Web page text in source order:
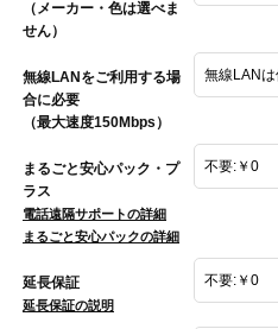
（メーカー・色は選べま
せん）
無線LANをご利用する場
合に必要
（最大速度150Mbps）
まるごと安心パック・プ
ラス
電話遠隔サポートの詳細
まるごと安心パックの詳細
延長保証
延長保証の説明